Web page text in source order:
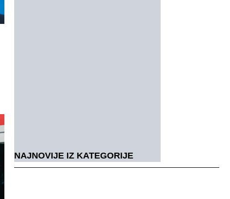
NAJNOVIJE IZ KATEGORIJE